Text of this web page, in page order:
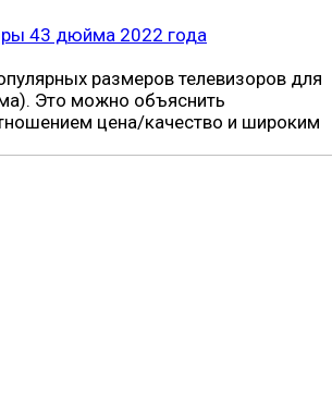
43 дюйма 2022 года
размеров телевизоров для
Это можно объяснить
цена/качество и широким